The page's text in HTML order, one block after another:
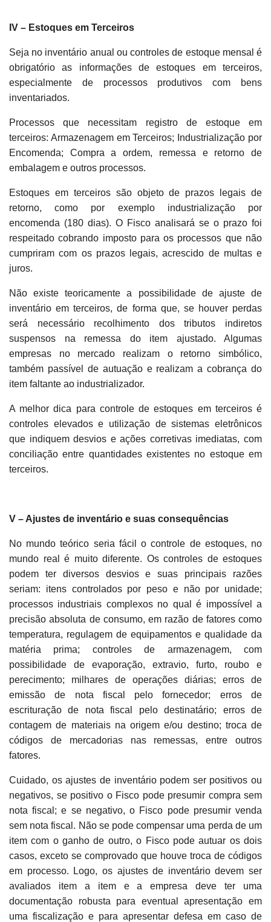
IV – Estoques em Terceiros
Seja no inventário anual ou controles de estoque mensal é
obrigatório as informações de estoques em terceiros,
especialmente de processos produtivos com bens
inventariados.
Processos que necessitam registro de estoque em
terceiros: Armazenagem em Terceiros; Industrialização por
Encomenda; Compra a ordem, remessa e retorno de
embalagem e outros processos.
Estoques em terceiros são objeto de prazos legais de
retorno, como por exemplo industrialização por
encomenda (180 dias). O Fisco analisará se o prazo foi
respeitado cobrando imposto para os processos que não
cumpriram com os prazos legais, acrescido de multas e
juros.
Não existe teoricamente a possibilidade de ajuste de
inventário em terceiros, de forma que, se houver perdas
será necessário recolhimento dos tributos indiretos
suspensos na remessa do item ajustado. Algumas
empresas no mercado realizam o retorno simbólico,
também passível de autuação e realizam a cobrança do
item faltante ao industrializador.
A melhor dica para controle de estoques em terceiros é
controles elevados e utilização de sistemas eletrônicos
que indiquem desvios e ações corretivas imediatas, com
conciliação entre quantidades existentes no estoque em
terceiros.
V – Ajustes de inventário e suas consequências
No mundo teórico seria fácil o controle de estoques, no
mundo real é muito diferente. Os controles de estoques
podem ter diversos desvios e suas principais razões
seriam: itens controlados por peso e não por unidade;
processos industriais complexos no qual é impossível a
precisão absoluta de consumo, em razão de fatores como
temperatura, regulagem de equipamentos e qualidade da
matéria prima; controles de armazenagem, com
possibilidade de evaporação, extravio, furto, roubo e
perecimento; milhares de operações diárias; erros de
emissão de nota fiscal pelo fornecedor; erros de
escrituração de nota fiscal pelo destinatário; erros de
contagem de materiais na origem e/ou destino; troca de
códigos de mercadorias nas remessas, entre outros
fatores.
Cuidado, os ajustes de inventário podem ser positivos ou
negativos, se positivo o Fisco pode presumir compra sem
nota fiscal; e se negativo, o Fisco pode presumir venda
sem nota fiscal. Não se pode compensar uma perda de um
item com o ganho de outro, o Fisco pode autuar os dois
casos, exceto se comprovado que houve troca de códigos
em processo. Logo, os ajustes de inventário devem ser
avaliados item a item e a empresa deve ter uma
documentação robusta para eventual apresentação em
uma fiscalização e para apresentar defesa em caso de